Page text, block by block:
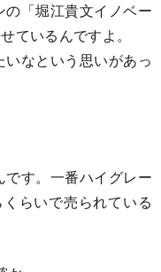
「堀江貴文イノベー
ているんですよ。
なという思いがあっ
す。一番ハイグレー
らいで売られている